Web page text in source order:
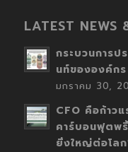
LATEST NEWS
กระบวนการป
นท์ขององค์ก
มกราคม 30,
CFO คือก้าว
คาร์บอนฟุตพ
ยิ่งใหญ่ต่อโลก